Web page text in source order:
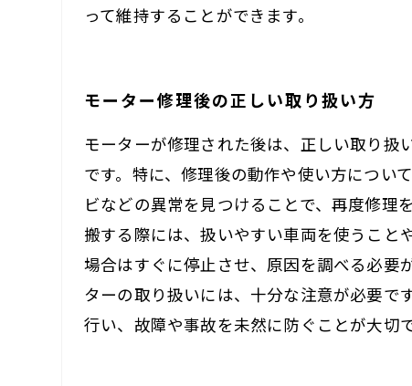
って維持することができます。
モーター修理後の正しい取り扱い方
モーターが修理された後は、正しい取り扱
です。特に、修理後の動作や使い方につい
ビなどの異常を見つけることで、再度修理
搬する際には、扱いやすい車両を使うこと
場合はすぐに停止させ、原因を調べる必要
ターの取り扱いには、十分な注意が必要で
行い、故障や事故を未然に防ぐことが大切